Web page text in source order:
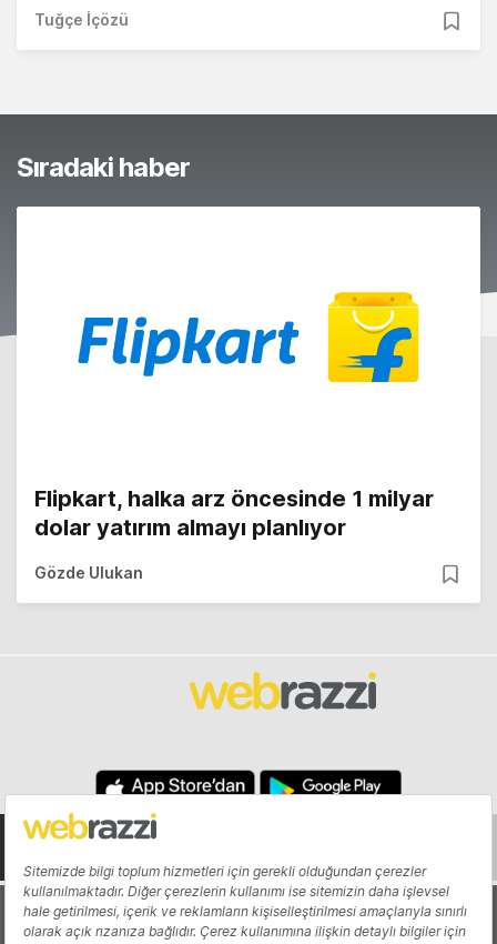
Tuğçe İçözü
Sıradaki haber
Flipkart, halka arz öncesinde 1 milyar
dolar yatırım almayı planlıyor
Gözde Ulukan
Hakkında Yazarlar